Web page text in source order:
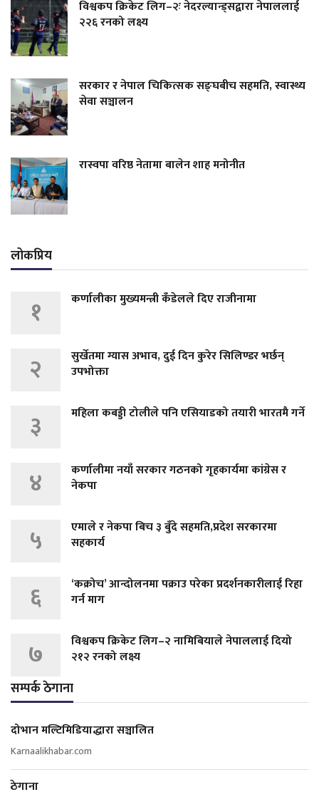
विश्वकप क्रिकेट लिग–२ः नेदरल्यान्ड्सद्वारा नेपाललाई
२२६ रनको लक्ष्य
सरकार र नेपाल चिकित्सक सङ्घबीच सहमति, स्वास्थ्य
सेवा सञ्चालन
रास्वपा वरिष्ठ नेतामा बालेन शाह मनोनीत
लोकप्रिय
१ कर्णालीका मुख्यमन्त्री कँडेलले दिए राजीनामा
२
सुर्खेतमा ग्यास अभाव, दुई दिन कुरेर सिलिण्डर भर्छन्
उपभोक्ता
३ महिला कबड्डी टोलीले पनि एसियाडको तयारी भारतमै गर्ने
४
कर्णालीमा नयाँ सरकार गठनको गृहकार्यमा कांग्रेस र
नेकपा
५
एमाले र नेकपा बिच ३ बुँदे सहमति,प्रदेश सरकारमा
सहकार्य
६
‘कक्रोच’ आन्दोलनमा पक्राउ परेका प्रदर्शनकारीलाई रिहा
गर्न माग
७
विश्वकप क्रिकेट लिग–२ नामिबियाले नेपाललाई दियो
२१२ रनको लक्ष्य
सम्पर्क ठेगाना
दोभान मल्टिमिडियाद्धारा सञ्चालित
Karnaalikhabar.com
ठेगाना